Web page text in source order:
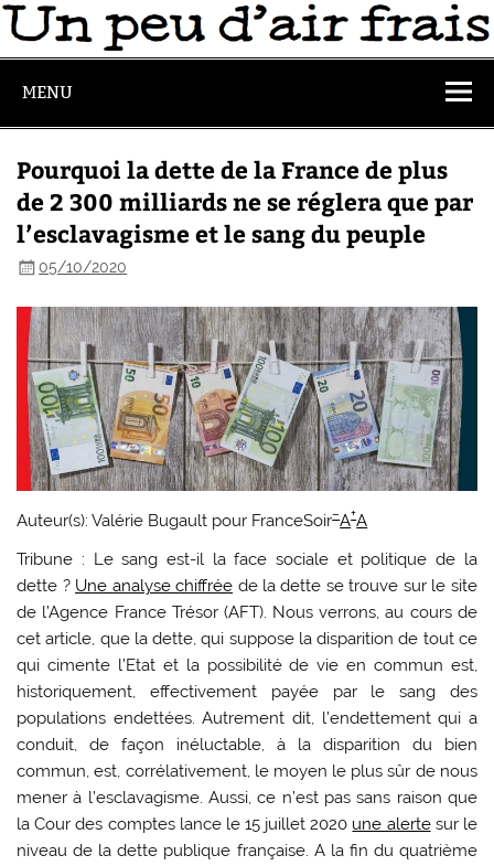
MENU
Pourquoi la dette de la France de plus
de 2 300 milliards ne se réglera que par
l’esclavagisme et le sang du peuple
05/10/2020
Auteur(s): Valérie Bugault pour FranceSoir–A+A
Tribune : Le sang est-il la face sociale et politique de la
dette ? Une analyse chiffrée de la dette se trouve sur le site
de l’Agence France Trésor (AFT). Nous verrons, au cours de
cet article, que la dette, qui suppose la disparition de tout ce
qui cimente l’Etat et la possibilité de vie en commun est,
historiquement, effectivement payée par le sang des
populations endettées. Autrement dit, l’endettement qui a
conduit, de façon inéluctable, à la disparition du bien
commun, est, corrélativement, le moyen le plus sûr de nous
mener à l’esclavagisme. Aussi, ce n’est pas sans raison que
la Cour des comptes lance le 15 juillet 2020 une alertesur le
niveau de la dette publique française. A la fin du quatrième